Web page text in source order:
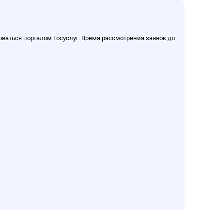
порталом Госуслуг. Время рассмотрения заявок до